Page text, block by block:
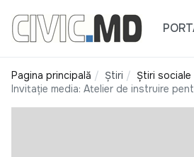
Pagina principală Știri
Știri sociale
Invitație media: Atelier de instruire